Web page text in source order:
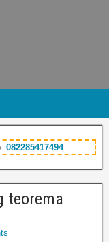
:082285417494
teorema